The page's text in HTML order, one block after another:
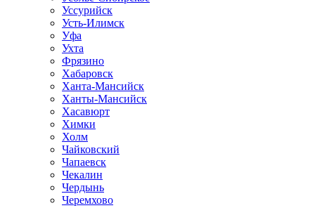
Уссурийск
Усть-Илимск
Уфа
Ухта
Фрязино
Хабаровск
Ханта-Мансийск
Ханты-Мансийск
Хасавюрт
Химки
Холм
Чайковский
Чапаевск
Чекалин
Чердынь
Черемхово